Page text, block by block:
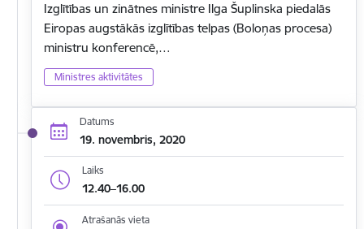
Izglītības un zinātnes ministre Ilga Šuplinska piedalās
Eiropas augstākās izglītības telpas (Boloņas procesa)
ministru konferencē,…
Ministres aktivitātes
Datums
19. novembris, 2020
Laiks
12.40–16.00
Atrašanās vieta